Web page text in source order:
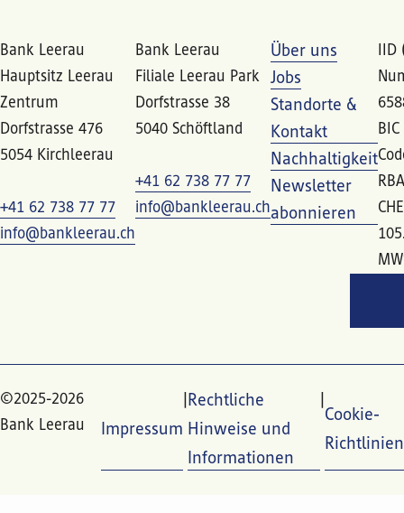
Bank Leerau
Hauptsitz Leerau
Zentrum
Dorfstrasse 476
5054 Kirchleerau
+41 62 738 77 77
info@bankleerau.ch
Bank Leerau
Filiale Leerau Park
Dorfstrasse 38
5040 Schöftland
+41 62 738 77 77
info@bankleerau.ch
Über uns
Jobs
Standorte &
Kontakt
Nachhaltigkeit
Newsletter
abonnieren
©2025-2026
Bank Leerau
Impressum
Rechtliche
Hinweise und
Informationen
Cookie-
Richtlinien